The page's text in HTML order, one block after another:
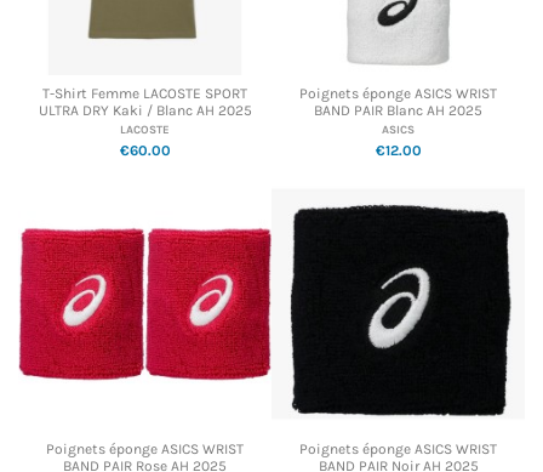
T-Shirt Femme LACOSTE SPORT
ULTRA DRY Kaki / Blanc AH 2025
LACOSTE
€60.00
Poignets éponge ASICS WRIST
BAND PAIR Blanc AH 2025
ASICS
€12.00
Poignets éponge ASICS WRIST
BAND PAIR Rose AH 2025
Poignets éponge ASICS WRIST
BAND PAIR Noir AH 2025